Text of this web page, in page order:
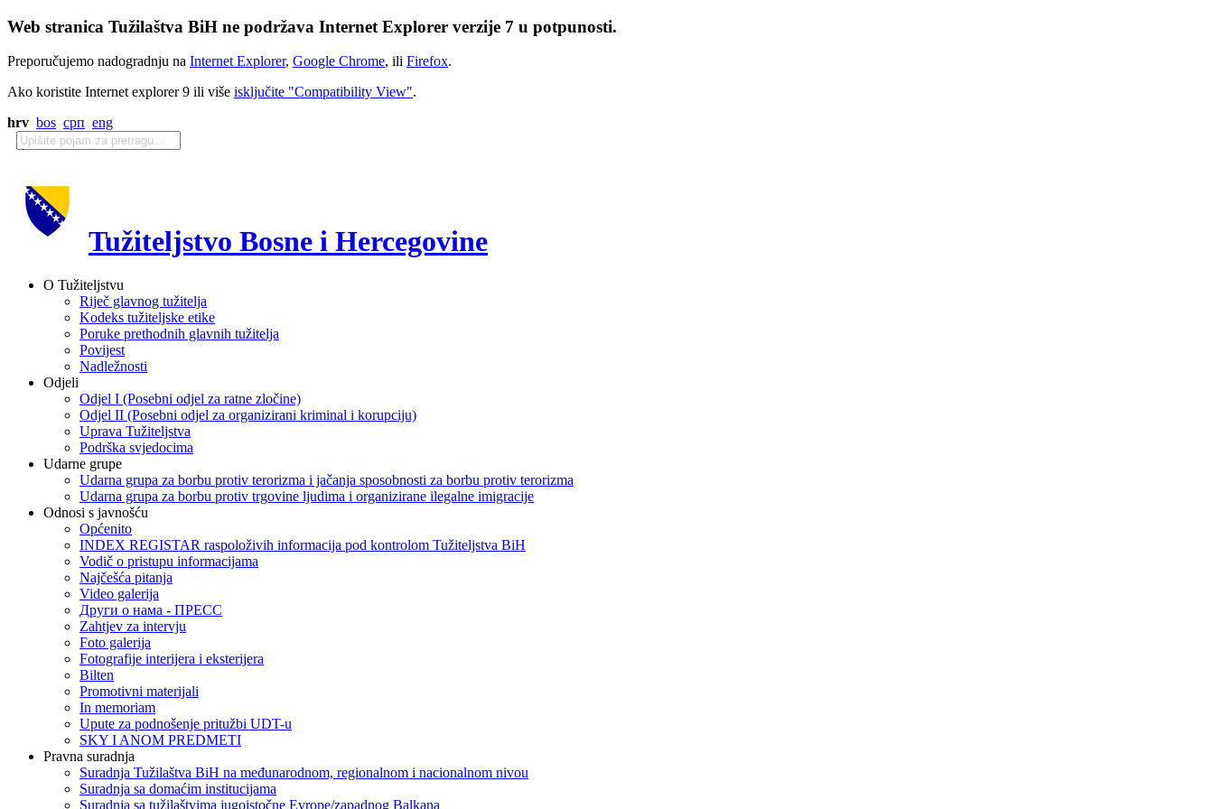
Web stranica Tužilaštva BiH ne podržava Internet Explorer verzije 7 u potpunosti.
Preporučujemo nadogradnju na Internet Explorer, Google Chrome, ili Firefox.
Ako koristite Internet explorer 9 ili više isključite "Compatibility View".
hrv bos срп eng
Tužiteljstvo Bosne i Hercegovine
O Tužiteljstvu
Riječ glavnog tužitelja
Kodeks tužiteljske etike
Poruke prethodnih glavnih tužitelja
Povijest
Nadležnosti
Odjeli
Odjel I (Posebni odjel za ratne zločine)
Odjel II (Posebni odjel za organizirani kriminal i korupciju)
Uprava Tužiteljstva
Podrška svjedocima
Udarne grupe
Udarna grupa za borbu protiv terorizma i jačanja sposobnosti za borbu protiv terorizma
Udarna grupa za borbu protiv trgovine ljudima i organizirane ilegalne imigracije
Odnosi s javnošću
Općenito
INDEX REGISTAR raspoloživih informacija pod kontrolom Tužiteljstva BiH
Vodič o pristupu informacijama
Najčešća pitanja
Video galerija
Други о нама - ПРЕСC
Zahtjev za intervju
Foto galerija
Fotografije interijera i eksterijera
Bilten
Promotivni materijali
In memoriam
Upute za podnošenje pritužbi UDT-u
SKY I ANOM PREDMETI
Pravna suradnja
Suradnja Tužilaštva BiH na međunarodnom, regionalnom i nacionalnom nivou
Suradnja sa domaćim institucijama
Suradnja sa tužilaštvima jugoistočne Evrope/zapadnog Balkana